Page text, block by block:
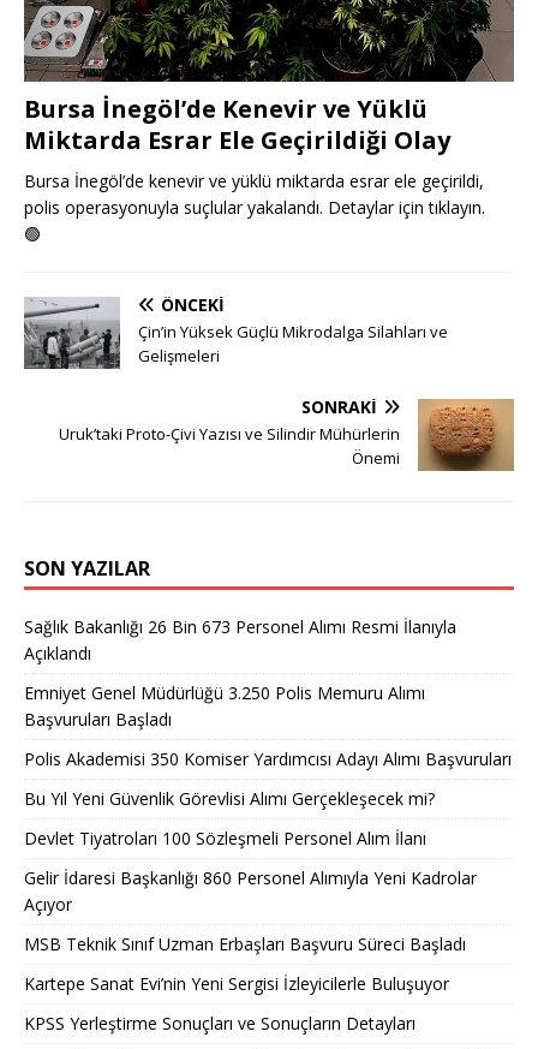
Bursa İnegöl’de Kenevir ve Yüklü
Miktarda Esrar Ele Geçirildiği Olay
Bursa İnegöl’de kenevir ve yüklü miktarda esrar ele geçirildi,
polis operasyonuyla suçlular yakalandı. Detaylar için tıklayın.
🟢
ÖNCEKI
Çin’in Yüksek Güçlü Mikrodalga Silahları ve
Gelişmeleri
SONRAKI
Uruk’taki Proto-Çivi Yazısı ve Silindir Mühürlerin
Önemi
SON YAZILAR
Sağlık Bakanlığı 26 Bin 673 Personel Alımı Resmi İlanıyla
Açıklandı
Emniyet Genel Müdürlüğü 3.250 Polis Memuru Alımı
Başvuruları Başladı
Polis Akademisi 350 Komiser Yardımcısı Adayı Alımı Başvuruları
Bu Yıl Yeni Güvenlik Görevlisi Alımı Gerçekleşecek mi?
Devlet Tiyatroları 100 Sözleşmeli Personel Alım İlanı
Gelir İdaresi Başkanlığı 860 Personel Alımıyla Yeni Kadrolar
Açıyor
MSB Teknik Sınıf Uzman Erbaşları Başvuru Süreci Başladı
Kartepe Sanat Evi’nin Yeni Sergisi İzleyicilerle Buluşuyor
KPSS Yerleştirme Sonuçları ve Sonuçların Detayları